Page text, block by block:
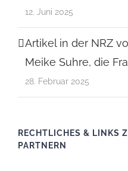
12. Juni 2025
Artikel in der NRZ
Meike Suhre, die
28. Februar 2025
RECHTLICHES & LINKS
PARTNERN